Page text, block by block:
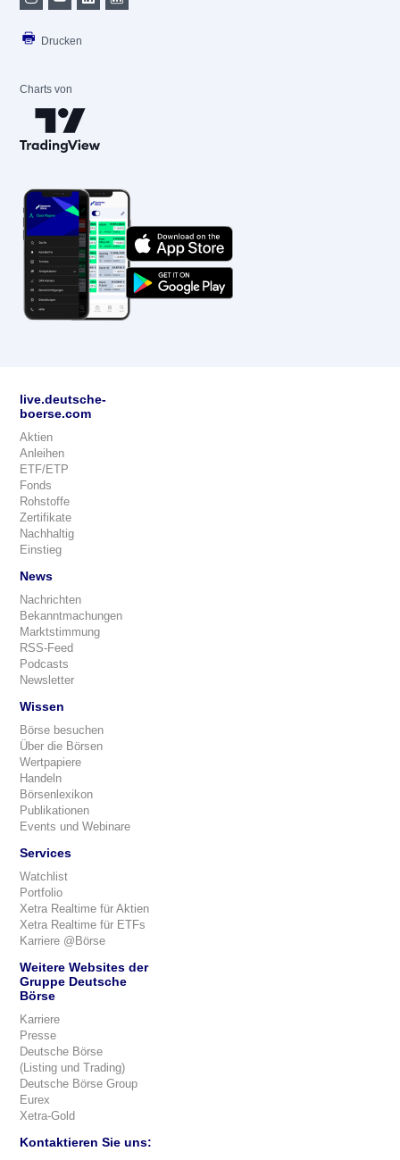
Drucken
Charts von
live.deutsche-
boerse.com
Aktien
Anleihen
ETF/ETP
Fonds
Rohstoffe
Zertifikate
Nachhaltig
Einstieg
News
Nachrichten
Bekanntmachungen
Marktstimmung
RSS-Feed
Podcasts
Newsletter
Wissen
Börse besuchen
Über die Börsen
Wertpapiere
Handeln
Börsenlexikon
Publikationen
Events und Webinare
Services
Watchlist
Portfolio
Xetra Realtime für Aktien
Xetra Realtime für ETFs
Karriere @Börse
Weitere Websites der
Gruppe Deutsche
Börse
Karriere
Presse
Deutsche Börse
(Listing und Trading)
Deutsche Börse Group
Eurex
Xetra-Gold
Kontaktieren Sie uns: